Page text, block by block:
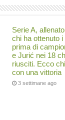
Serie A,
chi ha ottenuto i
prima di
e Jurić nei 18
riusciti. Ecco
con una vittoria
3 settimane ago